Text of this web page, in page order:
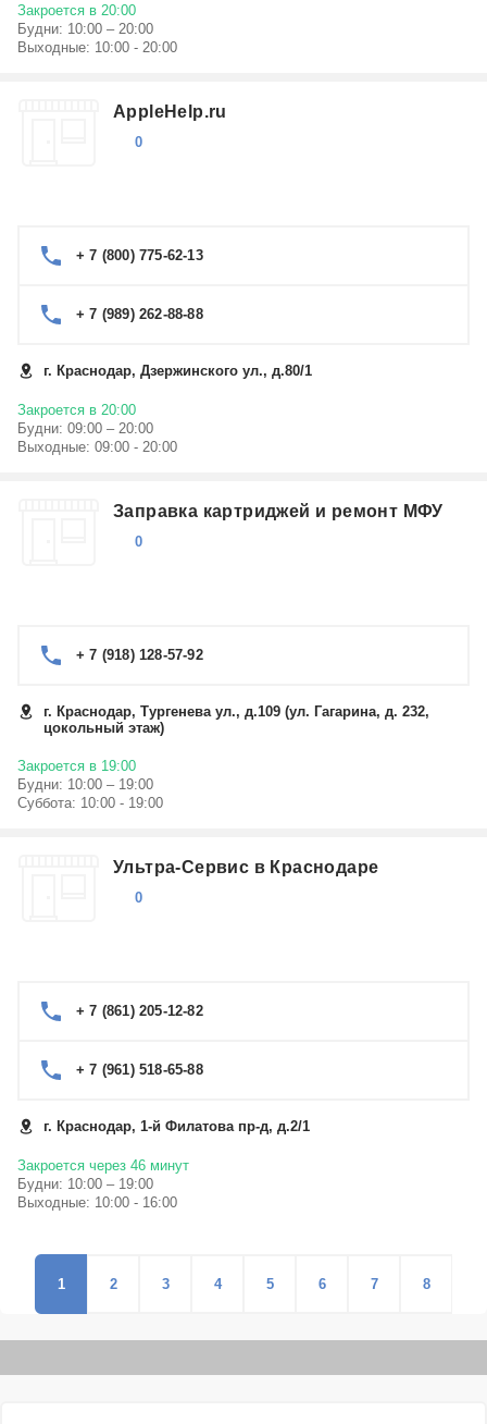
Закроется в 20:00
Будни: 10:00 – 20:00
Выходные: 10:00 - 20:00
AppleHelp.ru
0
+ 7 (800) 775-62-13
+ 7 (989) 262-88-88
г. Краснодар, Дзержинского ул., д.80/1
Закроется в 20:00
Будни: 09:00 – 20:00
Выходные: 09:00 - 20:00
Заправка картриджей и ремонт МФУ
0
+ 7 (918) 128-57-92
г. Краснодар, Тургенева ул., д.109 (ул. Гагарина, д. 232,
цокольный этаж)
Закроется в 19:00
Будни: 10:00 – 19:00
Суббота: 10:00 - 19:00
Ультра-Сервис в Краснодаре
0
+ 7 (861) 205-12-82
+ 7 (961) 518-65-88
г. Краснодар, 1-й Филатова пр-д, д.2/1
Закроется через 46 минут
Будни: 10:00 – 19:00
Выходные: 10:00 - 16:00
1 2 3 4 5 6 7 8
9